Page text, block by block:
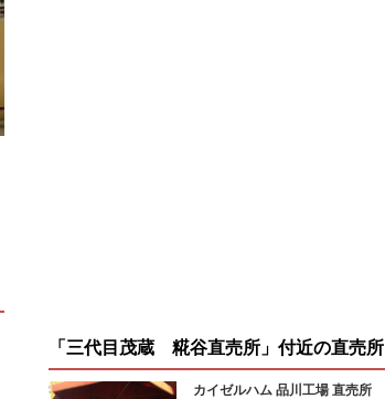
「三代目茂蔵 糀谷直売所」付近の直売所
カイゼルハム 品川工場 直売所